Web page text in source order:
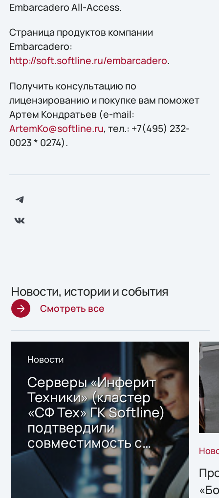
Embarcadero All-Access.
Страница продуктов компании
Embarcadero:
http://soft.softline.ru/embarcadero.
Получить конcультацию по
лицензированию и покупке вам поможет
Артем Кондратьев (e-mail:
ArtemKo@softline.ru, тел.: +7(495) 232-
0023 * 0274).
Новости, истории и события
Смотреть все
Новости
Серверы «Инферит
Техники» (кластер
«СФ Тех» ГК Softline)
подтвердили
совместимость с
решением Sharx
Storage 2.x для
хранения данных